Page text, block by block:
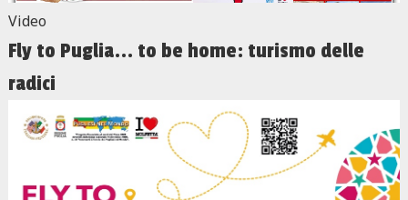
Video
Fly to Puglia... to be home: turismo delle
radici